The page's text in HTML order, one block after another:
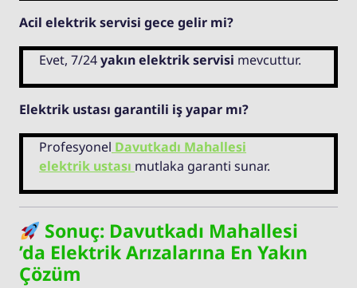
Acil elektrik servisi gece gelir mi?
Evet, 7/24yakın elektrik servisi mevcuttur.
Elektrik ustası garantili iş yapar mı?
Profesyonel Davutkadı Mahallesi
elektrik ustası mutlaka garanti sunar.
Sonuç: Davutkadı Mahallesi
’da Elektrik Arızalarına En Yakın
Çözüm